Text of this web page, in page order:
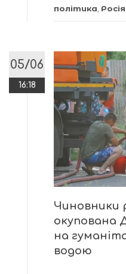
політика Росія
05/06
16:18
Чиновники
окупована
на
водою